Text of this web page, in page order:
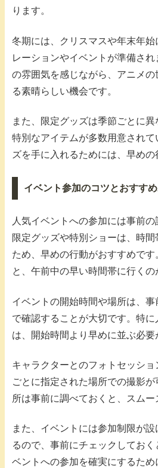
ります。
冬期には、クリスマスや年末年始
レーションやイベントが準備さ
の雰囲気を感じながら、アニメの
る素晴らしい機会です。
また、限定グッズは季節ごとに
特別なアイテムが多数用意され
ズを手に入れるためには、早めの
イベント参加のコツとおすす
人気イベントへの参加には事前
限定グッズや特別ショーは、時
ため、早めの行動がおすすめです
と、午前中の早い時間帯に行くの
イベントの開始時間や場所は、事
で確認することが大切です。特に
は、開始時間より早めに並ぶ必要
キャラクターとのフォトセッシ
ごとに指定された場所での撮影
所は事前に調べておくと、スムー
また、イベントには参加制限が
るので、事前にチェックしてお
ベントへの参加を確実にするた